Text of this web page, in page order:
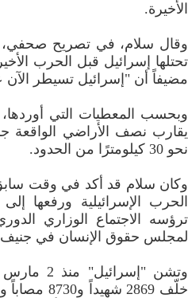
الأخيرة.
وقال سلام، في تصريح صحفي،
تحتلها إسرائيل قبل الحرب
مضيفاً أن "إسرائيل تسيطر الآن على 68
وبحسب المعطيات التي
يقارب نصف الأراضي الواقعة
نحو 30 كيلومترًا من الحدود.
وكان سلام قد أكد في وقت
الحرب الإسرائيلية ورفعها
ترؤسه الاجتماع الوزاري
لمجلس حقوق الإنسان في
وتشن